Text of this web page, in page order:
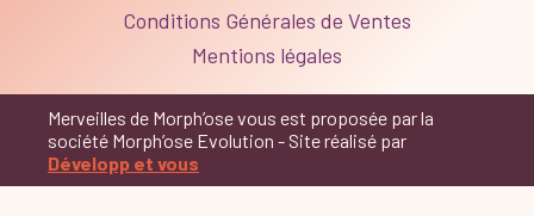
Conditions Générales de Ventes
Mentions légales
Merveilles de Morph’ose vous est proposée par la
société Morph’ose Evolution - Site réalisé par
Développ et vous